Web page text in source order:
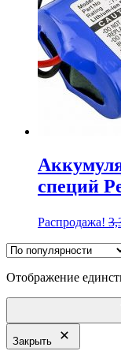
специй
Распродажа!
Отображение
Закрыть